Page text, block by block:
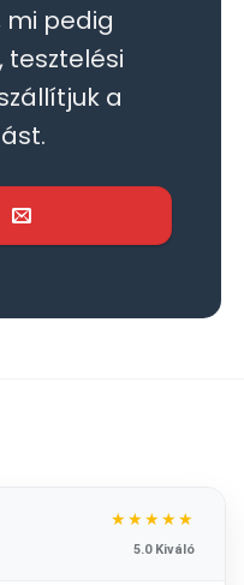
mi pedig
tesztelési
a
★★★★★
5.0 Kiváló